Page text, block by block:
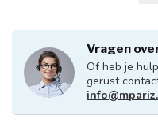
Vragen
Of heb je
gerust